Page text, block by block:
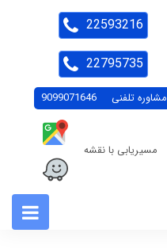
مشاوره تلفنی 9099071646
مسیریابی با نقشه
22593216
22795735